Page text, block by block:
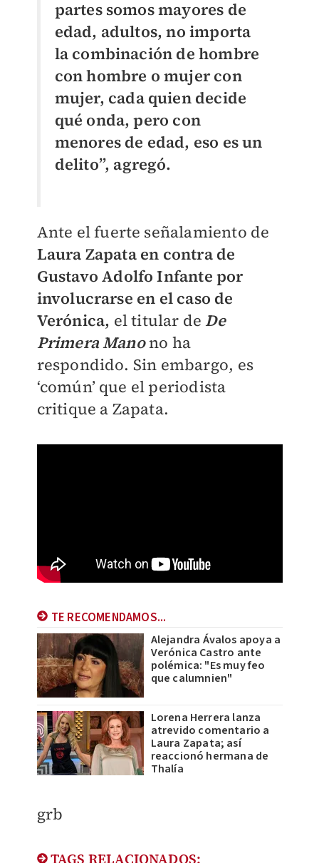
partes somos mayores de
edad, adultos, no importa
la combinación de hombre
con hombre o mujer con
mujer, cada quien decide
qué onda, pero con
menores de edad, eso es un
delito”, agregó.
Ante el fuerte señalamiento de
Laura Zapata en contra de
Gustavo Adolfo Infante por
involucrarse en el caso de
Verónica, el titular de De
Primera Manono ha
respondido. Sin embargo, es
‘común’ que el periodista
critique a Zapata.
TE RECOMENDAMOS...
Alejandra Ávalos apoya a
Verónica Castro ante
polémica: "Es muy feo
que calumnien"
Lorena Herrera lanza
atrevido comentario a
Laura Zapata; así
reaccionó hermana de
Thalía
grb
TAGS RELACIONADOS: